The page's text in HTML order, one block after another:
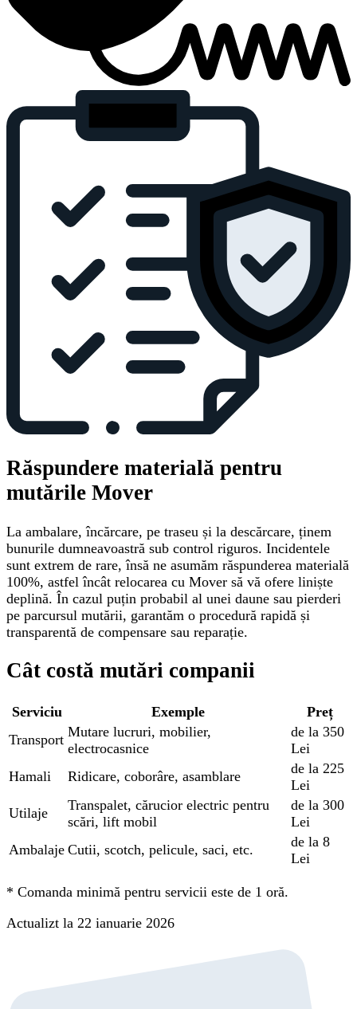
Răspundere materială pentru
mutările Mover
La ambalare, încărcare, pe traseu și la descărcare, ținem
bunurile dumneavoastră sub control riguros. Incidentele
sunt extrem de rare, însă ne asumăm răspunderea materială
100%, astfel încât relocarea cu Mover să vă ofere liniște
deplină. În cazul puțin probabil al unei daune sau pierderi
pe parcursul mutării, garantăm o procedură rapidă și
transparentă de compensare sau reparație.
Cât costă mutări companii
Serviciu Exemple
Preț
Transport Mutare lucruri, mobilier,
electrocasnice
de la 350
Lei
Hamali
Ridicare, coborâre, asamblare
de la 225
Lei
Utilaje
Transpalet, cărucior electric pentru
scări, lift mobil
de la 300
Lei
Ambalaje Cutii, scotch, pelicule, saci, etc.
de la 8
Lei
* Comanda minimă pentru servicii este de 1 oră.
Actualizt la 22 ianuarie 2026